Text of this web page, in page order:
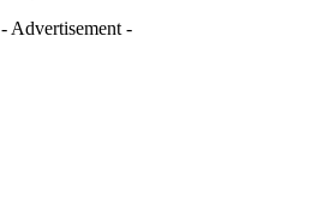
- Advertisement -